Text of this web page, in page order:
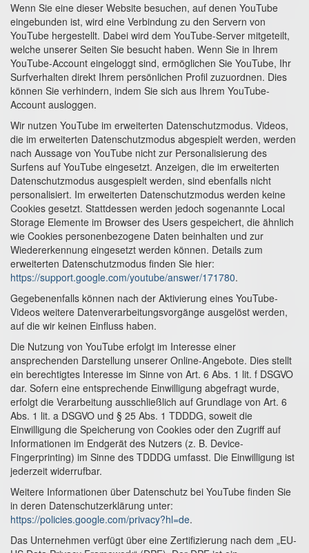
Wenn Sie eine dieser Website besuchen, auf denen YouTube
eingebunden ist, wird eine Verbindung zu den Servern von
YouTube hergestellt. Dabei wird dem YouTube-Server mitgeteilt,
welche unserer Seiten Sie besucht haben. Wenn Sie in Ihrem
YouTube-Account eingeloggt sind, ermöglichen Sie YouTube, Ihr
Surfverhalten direkt Ihrem persönlichen Profil zuzuordnen. Dies
können Sie verhindern, indem Sie sich aus Ihrem YouTube-
Account ausloggen.
Wir nutzen YouTube im erweiterten Datenschutzmodus. Videos,
die im erweiterten Datenschutzmodus abgespielt werden, werden
nach Aussage von YouTube nicht zur Personalisierung des
Surfens auf YouTube eingesetzt. Anzeigen, die im erweiterten
Datenschutzmodus ausgespielt werden, sind ebenfalls nicht
personalisiert. Im erweiterten Datenschutzmodus werden keine
Cookies gesetzt. Stattdessen werden jedoch sogenannte Local
Storage Elemente im Browser des Users gespeichert, die ähnlich
wie Cookies personenbezogene Daten beinhalten und zur
Wiedererkennung eingesetzt werden können. Details zum
erweiterten Datenschutzmodus finden Sie hier:
https://support.google.com/youtube/answer/171780.
Gegebenenfalls können nach der Aktivierung eines YouTube-
Videos weitere Datenverarbeitungsvorgänge ausgelöst werden,
auf die wir keinen Einfluss haben.
Die Nutzung von YouTube erfolgt im Interesse einer
ansprechenden Darstellung unserer Online-Angebote. Dies stellt
ein berechtigtes Interesse im Sinne von Art. 6 Abs. 1 lit. f DSGVO
dar. Sofern eine entsprechende Einwilligung abgefragt wurde,
erfolgt die Verarbeitung ausschließlich auf Grundlage von Art. 6
Abs. 1 lit. a DSGVO und § 25 Abs. 1 TDDDG, soweit die
Einwilligung die Speicherung von Cookies oder den Zugriff auf
Informationen im Endgerät des Nutzers (z. B. Device-
Fingerprinting) im Sinne des TDDDG umfasst. Die Einwilligung ist
jederzeit widerrufbar.
Weitere Informationen über Datenschutz bei YouTube finden Sie
in deren Datenschutzerklärung unter:
https://policies.google.com/privacy?hl=de.
Das Unternehmen verfügt über eine Zertifizierung nach dem „EU-